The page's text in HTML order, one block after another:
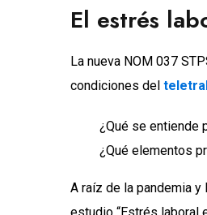
El estrés
La nueva NOM 037
condiciones del
¿Qué se entiende
¿Qué elementos
A raíz de la pandemia